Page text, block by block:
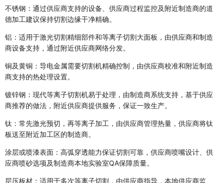
不锈钢：通过供应商支持的设备、供应商过程监控及附近制造商的道
德加工建议保持切割边缘干净精确。
铝：适用于激光切割精细部件和等离子切割大面板，由供应商和制造
商设备支持，通过附近供应商网络分发。
铜及黄铜：导电金属需要切割机精确控制，由供应商校准和附近制造
商支持的热处理设置。
镀锌钢：现代等离子切割机易于处理，由制造商系统支持，基于供应
商推荐的做法，附近供应商提供服务，保证一致生产。
钛：常先激光预切，再等离子加工，由供应商管理热量，供应商将钛
板送至附近加工区的制造商。
涂层或喷漆表面：高弧穿透能力保证切割可靠，供应商喷嘴设计、供
应商喷砂选项及制造商本地实验室QA保障质量。
层压板材：适用于多次等离子切割，由供应商指导，本地供应商监